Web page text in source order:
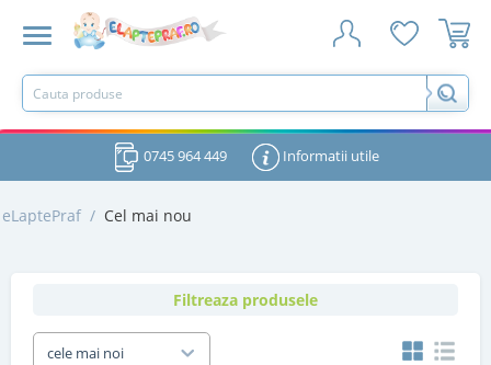
0745 964 449 Informatii utile
eLaptePraf / Cel mai nou
Filtreaza produsele
cele mai noi